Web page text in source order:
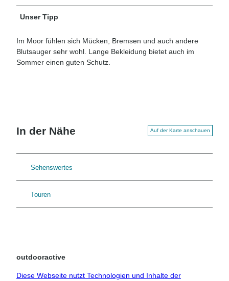
Unser Tipp
Im Moor fühlen sich Mücken, Bremsen und auch andere
Blutsauger sehr wohl. Lange Bekleidung bietet auch im
Sommer einen guten Schutz.
In der Nähe Auf der Karte anschauen
Sehenswertes
Touren
outdooractive
Diese Webseite nutzt Technologien und Inhalte der